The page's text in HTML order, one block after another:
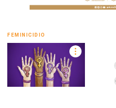
FEMINICIDIO